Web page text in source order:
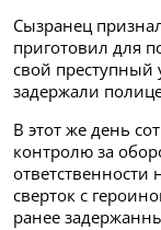
Сызранец
приготовил для
свой преступный
задержали
В этот же день
контролю за
сверток с
ранее